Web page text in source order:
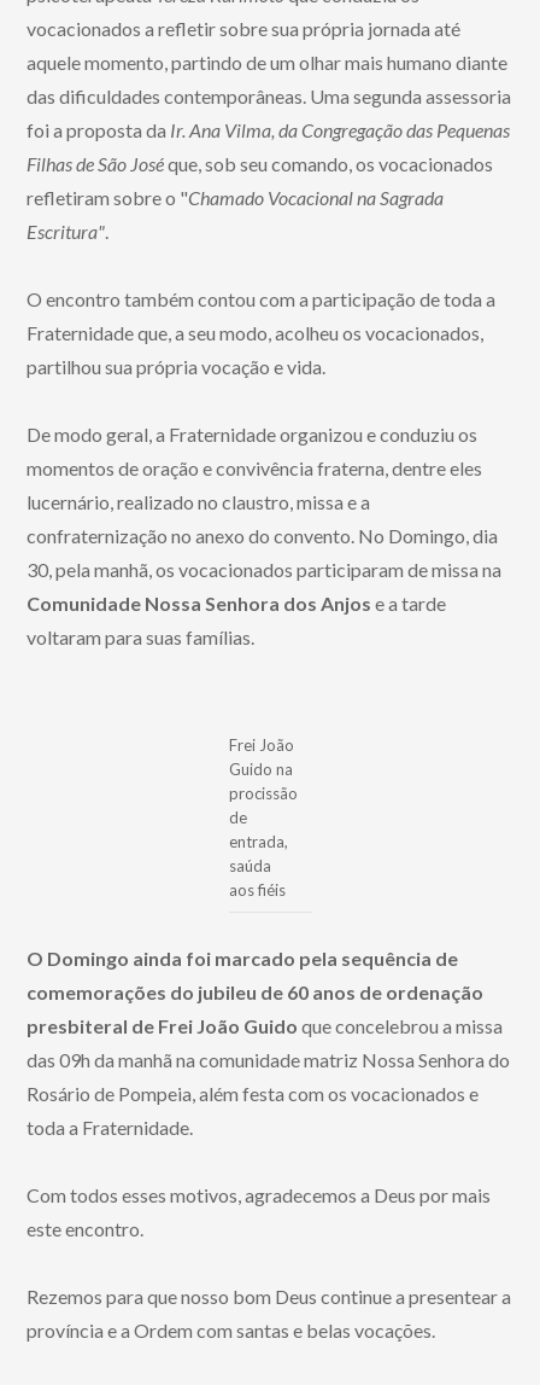
vocacionados a refletir sobre sua própria jornada até
aquele momento, partindo de um olhar mais humano diante
das dificuldades contemporâneas. Uma segunda assessoria
foi a proposta da Ir. Ana Vilma, da Congregação das Pequenas
Filhas de São Joséque, sob seu comando, os vocacionados
refletiram sobre o "Chamado Vocacional na Sagrada
Escritura".
O encontro também contou com a participação de toda a
Fraternidade que, a seu modo, acolheu os vocacionados,
partilhou sua própria vocação e vida.
De modo geral, a Fraternidade organizou e conduziu os
momentos de oração e convivência fraterna, dentre eles
lucernário, realizado no claustro, missa e a
confraternização no anexo do convento. No Domingo, dia
30, pela manhã, os vocacionados participaram de missa na
Comunidade Nossa Senhora dos Anjos e a tarde
voltaram para suas famílias.
Frei João
Guido na
procissão
de
entrada,
saúda
aos fiéis
O Domingo ainda foi marcado pela sequência de
comemorações do jubileu de 60 anos de ordenação
presbiteral de Frei João Guido que concelebrou a missa
das 09h da manhã na comunidade matriz Nossa Senhora do
Rosário de Pompeia, além festa com os vocacionados e
toda a Fraternidade.
Com todos esses motivos, agradecemos a Deus por mais
este encontro.
Rezemos para que nosso bom Deus continue a presentear a
província e a Ordem com santas e belas vocações.